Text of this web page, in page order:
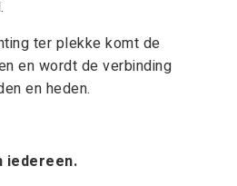
ter plekke komt de
en wordt de verbinding
en heden.
iedereen.